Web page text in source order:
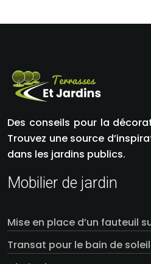
Des conseils pour la
Trouvez une source
dans les jardins publics.
Mobilier de jardin
Mise en place d’un fauteuil
Transat pour le bain de soleil